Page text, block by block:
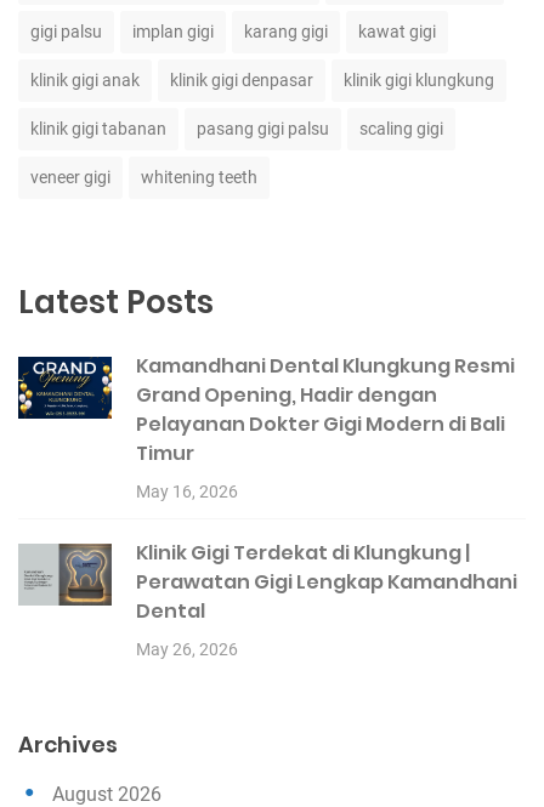
gigi palsu implan gigi karang gigi kawat gigi
klinik gigi anak klinik gigi denpasar klinik gigi klungkung
klinik gigi tabanan pasang gigi palsu scaling gigi
veneer gigi whitening teeth
Latest Posts
Kamandhani Dental Klungkung Resmi
Grand Opening, Hadir dengan
Pelayanan Dokter Gigi Modern di Bali
Timur
May 16, 2026
Klinik Gigi Terdekat di Klungkung |
Perawatan Gigi Lengkap Kamandhani
Dental
May 26, 2026
Archives
August 2026